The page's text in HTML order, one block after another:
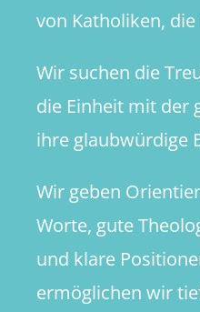
von Katholiken,
Wir suchen die
die Einheit mit der
ihre glaubwürdige
Wir geben
Worte, gute
und klare
ermöglichen wir